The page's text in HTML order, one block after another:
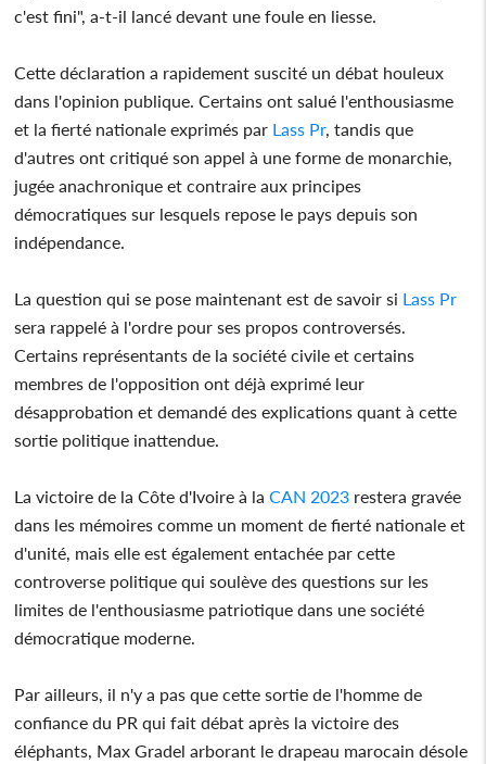
c'est fini", a-t-il lancé devant une foule en liesse.
Cette déclaration a rapidement suscité un débat houleux
dans l'opinion publique. Certains ont salué l'enthousiasme
et la fierté nationale exprimés par Lass Pr, tandis que
d'autres ont critiqué son appel à une forme de monarchie,
jugée anachronique et contraire aux principes
démocratiques sur lesquels repose le pays depuis son
indépendance.
La question qui se pose maintenant est de savoir si Lass Pr
sera rappelé à l'ordre pour ses propos controversés.
Certains représentants de la société civile et certains
membres de l'opposition ont déjà exprimé leur
désapprobation et demandé des explications quant à cette
sortie politique inattendue.
La victoire de la Côte d'Ivoire à laCAN 2023 restera gravée
dans les mémoires comme un moment de fierté nationale et
d'unité, mais elle est également entachée par cette
controverse politique qui soulève des questions sur les
limites de l'enthousiasme patriotique dans une société
démocratique moderne.
Par ailleurs, il n'y a pas que cette sortie de l'homme de
confiance du PR qui fait débat après la victoire des
éléphants, Max Gradel arborant le drapeau marocain désole